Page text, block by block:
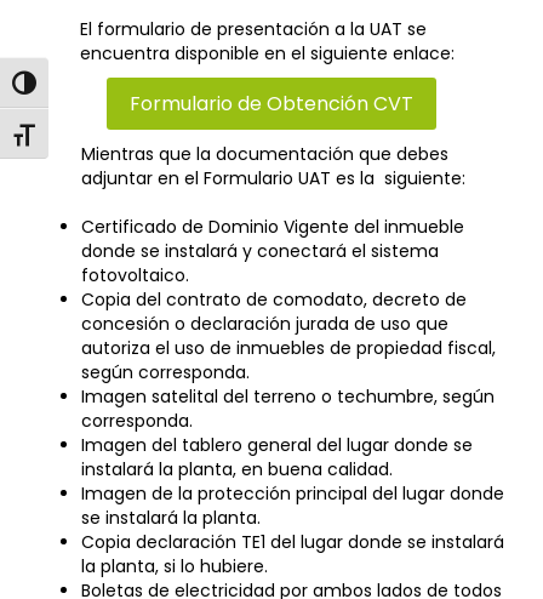
Alternar alto contraste
Alternar tamaño de letra
El formulario de presentación a la UAT se
encuentra disponible en el siguiente enlace:
Formulario de Obtención CVT
Mientras que la documentación que debes
adjuntar en el Formulario UAT es la siguiente:
Certificado de Dominio Vigente del inmueble
donde se instalará y conectará el sistema
fotovoltaico.
Copia del contrato de comodato, decreto de
concesión o declaración jurada de uso que
autoriza el uso de inmuebles de propiedad fiscal,
según corresponda.
Imagen satelital del terreno o techumbre, según
corresponda.
Imagen del tablero general del lugar donde se
instalará la planta, en buena calidad.
Imagen de la protección principal del lugar donde
se instalará la planta.
Copia declaración TE1 del lugar donde se instalará
la planta, si lo hubiere.
Boletas de electricidad por ambos lados de todos